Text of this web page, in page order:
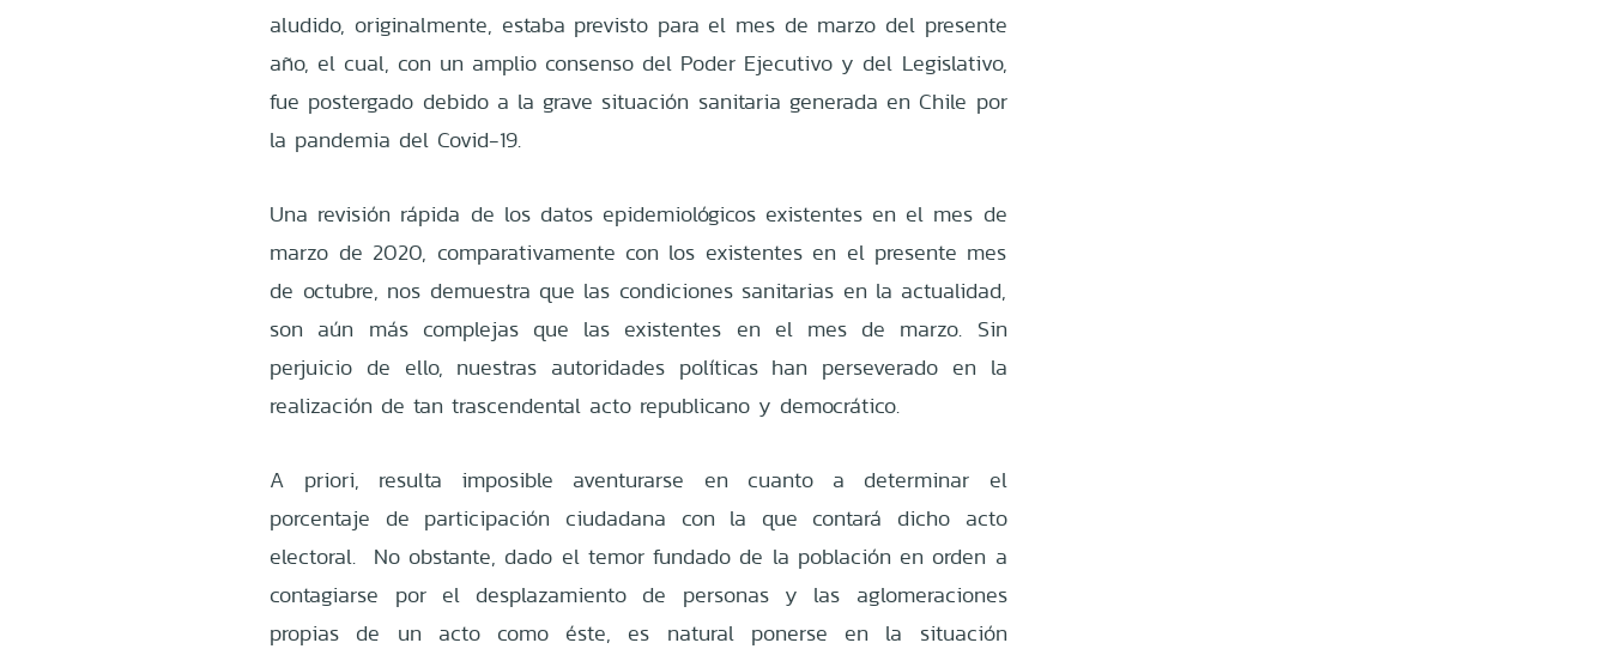
aludido, originalmente, estaba previsto para el mes de marzo del presente
año, el cual, con un amplio consenso del Poder Ejecutivo y del Legislativo,
fue postergado debido a la grave situación sanitaria generada en Chile por
la pandemia del Covid-19.
Una revisión rápida de los datos epidemiológicos existentes en el mes de
marzo de 2020, comparativamente con los existentes en el presente mes
de octubre, nos demuestra que las condiciones sanitarias en la actualidad,
son aún más complejas que las existentes en el mes de marzo. Sin
perjuicio de ello, nuestras autoridades políticas han perseverado en la
realización de tan trascendental acto republicano y democrático.
A priori, resulta imposible aventurarse en cuanto a determinar el
porcentaje de participación ciudadana con la que contará dicho acto
electoral. No obstante, dado el temor fundado de la población en orden a
contagiarse por el desplazamiento de personas y las aglomeraciones
propias de un acto como éste, es natural ponerse en la situación